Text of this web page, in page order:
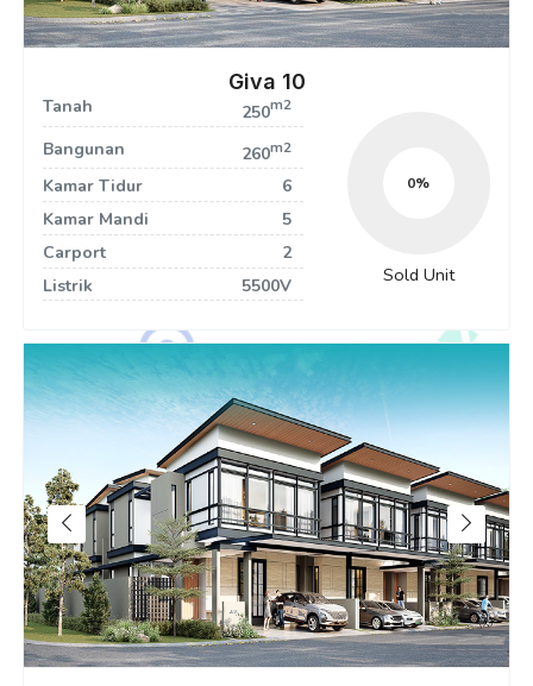
Giva 10
Tanah 250m2
Bangunan 260m2
Kamar Tidur
6
Kamar Mandi
5
Carport
2
Listrik
5500V
0
Sold Unit